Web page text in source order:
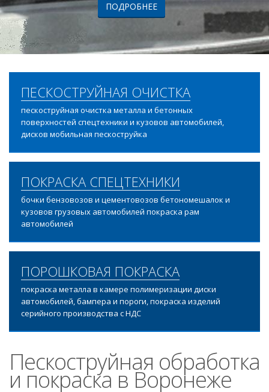
ПОДРОБНЕЕ
ПЕСКОСТРУЙНАЯ ОЧИСТКА
пескоструйная очистка металла и бетонных
поверхностей спецтехники и кузовов автомобилей,
дисков мобильная пескоструйка
ПОКРАСКА СПЕЦТЕХНИКИ
бочки бензовозов и цементовозов бетономешалок и
кузовов грузовых автомобилей покраска рам
автомобилей
ПОРОШКОВАЯ ПОКРАСКА
покраска металла в камере полимеризации диски
автомобилей, бампера и пороги, покраска изделий
серийного производства с НДС
Пескоструйная обработка
и покраска в Воронеже